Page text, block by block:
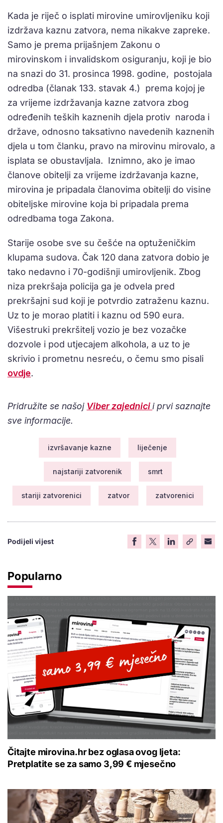
Kada je riječ o isplati mirovine umirovljeniku koji
izdržava kaznu zatvora, nema nikakve zapreke.
Samo je prema prijašnjem Zakonu o
mirovinskom i invalidskom osiguranju, koji je bio
na snazi do 31. prosinca 1998. godine, postojala
odredba (članak 133. stavak 4.) prema kojoj je
za vrijeme izdržavanja kazne zatvora zbog
određenih teških kaznenih djela protiv naroda i
države, odnosno taksativno navedenih kaznenih
djela u tom članku, pravo na mirovinu mirovalo, a
isplata se obustavljala. Iznimno, ako je imao
članove obitelji za vrijeme izdržavanja kazne,
mirovina je pripadala članovima obitelji do visine
obiteljske mirovine koja bi pripadala prema
odredbama toga Zakona.
Starije osobe sve su češće na optuženičkim
klupama sudova. Čak 120 dana zatvora dobio je
tako nedavno i 70-godišnji umirovljenik. Zbog
niza prekršaja policija ga je odvela pred
prekršajni sud koji je potvrdio zatraženu kaznu.
Uz to je morao platiti i kaznu od 590 eura.
Višestruki prekršitelj vozio je bez vozačke
dozvole i pod utjecajem alkohola, a uz to je
skrivio i prometnu nesreću, o čemu smo pisali
ovdje.
Pridružite se našoj Viber zajednicii prvi saznajte
sve informacije.
izvršavanje kazne liječenje
najstariji zatvorenik smrt
stariji zatvorenici zatvor zatvorenici
Podijeli vijest
Popularno
Čitajte mirovina.hr bez oglasa ovog ljeta:
Pretplatite se za samo 3,99 € mjesečno